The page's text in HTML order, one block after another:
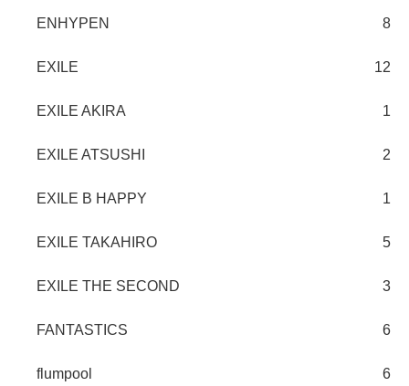
ENHYPEN 8
EXILE 12
EXILE AKIRA 1
EXILE ATSUSHI 2
EXILE B HAPPY 1
EXILE TAKAHIRO 5
EXILE THE SECOND 3
FANTASTICS 6
flumpool 6